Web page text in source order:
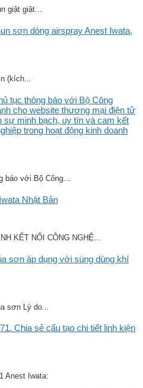
giật giật...
sơn dòng airspray Anest Iwata,
(kích...
tục thông báo với Bộ Công
cho website thương mại điện tử
sự minh bạch, uy tín và cam kết
trong hoạt động kinh doanh
với Bộ Công...
Nhật Bản
KẾT NỐI CÔNG NGHỆ...
sơn áp dụng với súng dùng khí
sơn Lý do...
Chia sẻ cấu tạo chi tiết linh kiện
Anest Iwata: